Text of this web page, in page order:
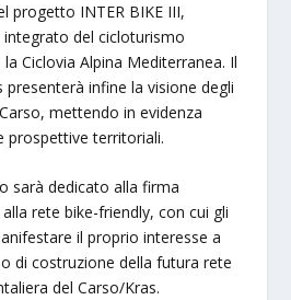
progetto INTER BIKE III,
del cicloturismo
Ciclovia Alpina Mediterranea. Il
presenterà infine la visione degli
mettendo in evidenza
prospettive territoriali.
sarà dedicato alla firma
rete bike-friendly, con cui gli
il proprio interesse a
di costruzione della futura rete
del Carso/Kras.